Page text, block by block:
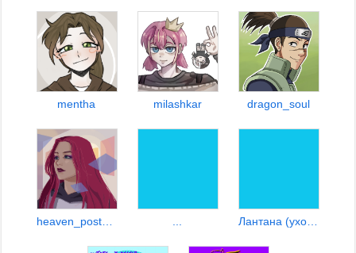
mentha milashkar dragon_soul